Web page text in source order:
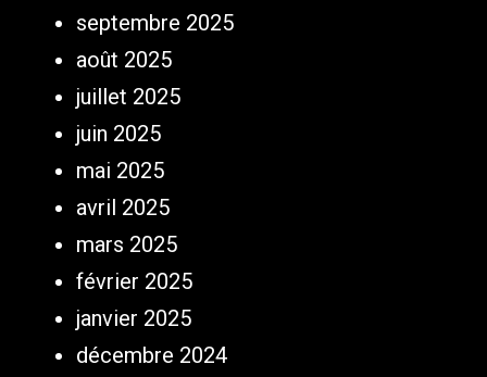
septembre 2025
août 2025
juillet 2025
juin 2025
mai 2025
avril 2025
mars 2025
février 2025
janvier 2025
décembre 2024